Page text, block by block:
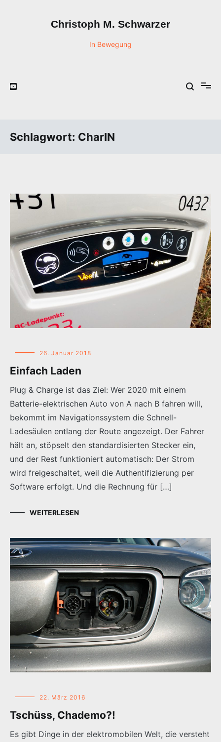
Christoph M. Schwarzer
In Bewegung
Schlagwort: CharIN
26. Januar 2018
Einfach Laden
Plug & Charge ist das Ziel: Wer 2020 mit einem
Batterie-elektrischen Auto von A nach B fahren will,
bekommt im Navigationssystem die Schnell-
Ladesäulen entlang der Route angezeigt. Der Fahrer
hält an, stöpselt den standardisierten Stecker ein,
und der Rest funktioniert automatisch: Der Strom
wird freigeschaltet, weil die Authentifizierung per
Software erfolgt. Und die Rechnung für […]
WEITERLESEN
22. März 2016
Tschüss, Chademo?!
Es gibt Dinge in der elektromobilen Welt, die versteht